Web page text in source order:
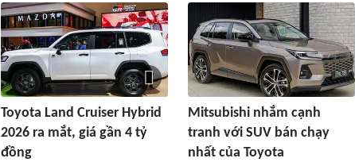
Toyota Land Cruiser Hybrid
2026 ra mắt, giá gần 4 tỷ
đồng
Mitsubishi nhắm cạnh
tranh với SUV bán chạy
nhất của Toyota